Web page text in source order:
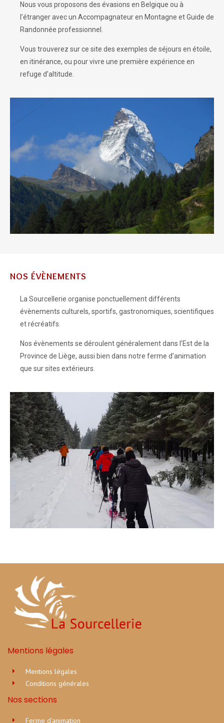
Nous vous proposons des évasions en Belgique ou à
l’étranger avec un Accompagnateur en Montagne et Guide de
Randonnée professionnel.
Vous trouverez sur ce site des exemples de séjours en étoile,
en itinérance, ou pour vivre une première expérience en
refuge d’altitude.
NOS ÉVÈNEMENTS
La Sourcellerie organise ponctuellement différents
évènements culturels, sportifs, gastronomiques, scientifiques
et récréatifs.
Nos évènements se déroulent généralement dans l’Est de la
Province de Liège, aussi bien dans notre ferme d’animation
que sur sites extérieurs.
Mentions légales
Mentions légales
Conditions générales
Nos sections
Ferme d'animation